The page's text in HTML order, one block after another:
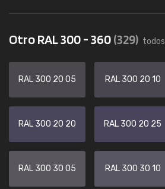
Otro RAL 300 - 360(329)
RAL 300 20 05 RAL 300 20 10
RAL 300 20 20 RAL 300 20 25
RAL 300 30 05 RAL 300 30 10